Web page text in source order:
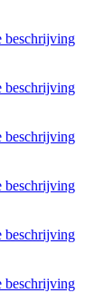
beschrijving
beschrijving
beschrijving
beschrijving
beschrijving
beschrijving